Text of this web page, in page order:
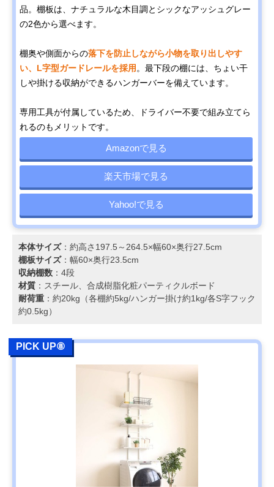
品。棚板は、ナチュラルな木目調とシックなアッシュグレー
の2色から選べます。
棚奥や側面からの落下を防止しながら小物を取り出しやす
い、L字型ガードレールを採用 。最下段の棚には、ちょい干
しや掛ける収納ができるハンガーバーを備えています。
専用工具が付属しているため、ドライバー不要で組み立てら
れるのもメリットです。
Amazonで見る
楽天市場で見る
Yahoo!で見る
本体サイズ：約高さ197.5～264.5×幅60×奥行27.5cm
棚板サイズ：幅60×奥行23.5cm
収納棚数 ：4段
材質 ：スチール、合成樹脂化粧パーティクルボード
耐荷重 ：約20kg（各棚約5kg/ハンガー掛け約1kg/各S字フック
約0.5kg）
PICK UP⑧